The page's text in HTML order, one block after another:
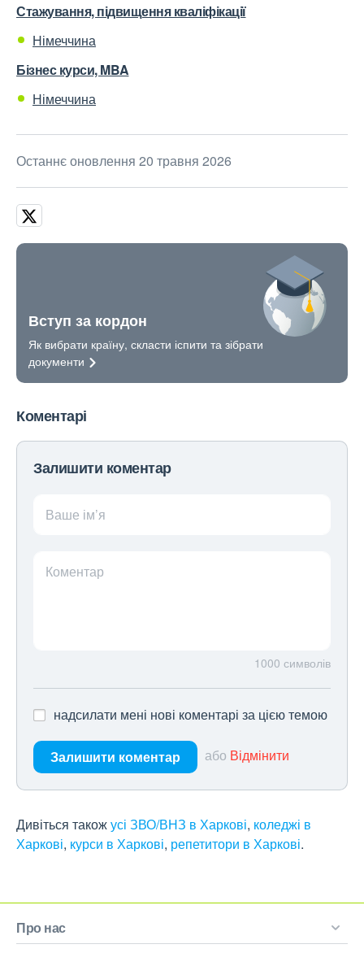
Стажування, підвищення кваліфікації
Німеччина
Бізнес курси, MBA
Німеччина
Останнє оновлення 20 травня 2026
Вступ за кордон
Як вибрати країну, скласти іспити та зібрати
документи
Коментарі
Залишити коментар
Ваше ім’я
Коментар
1000 символів
надсилати мені нові коментарі за цією темою
Залишити коментар або Відмінити
Дивіться такожусі ЗВО/ВНЗ в Харкові, коледжі в
Харкові, курси в Харкові, репетитори в Харкові.
Про нас